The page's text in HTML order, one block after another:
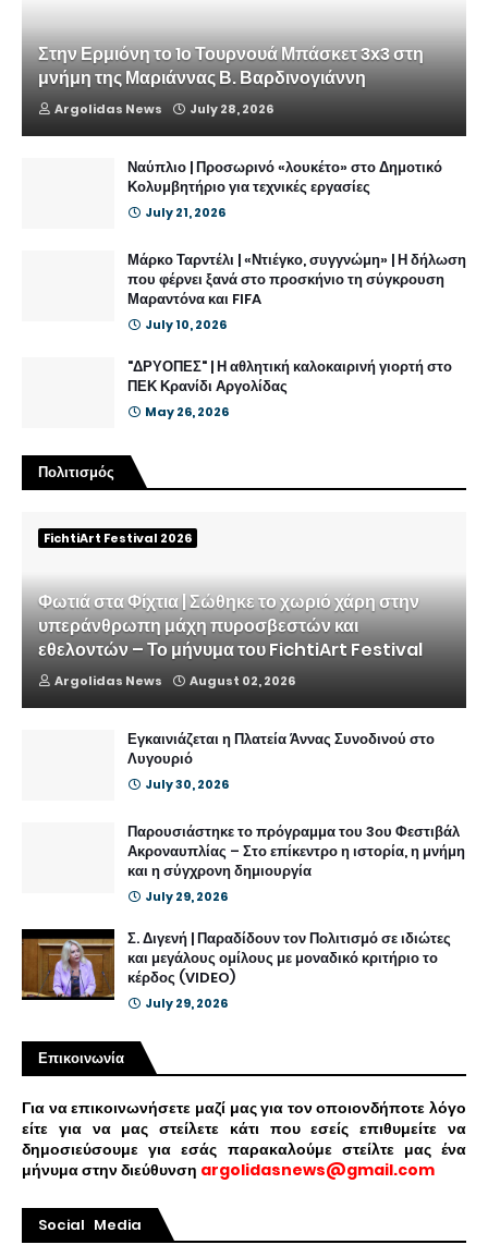
Στην Ερμιόνη το 1ο Τουρνουά Μπάσκετ 3x3 στη
μνήμη της Μαριάννας Β. Βαρδινογιάννη
Argolidas News July 28, 2026
Ναύπλιο | Προσωρινό «λουκέτο» στο Δημοτικό
Κολυμβητήριο για τεχνικές εργασίες
July 21, 2026
Μάρκο Ταρντέλι | «Ντιέγκο, συγγνώμη» | Η δήλωση
που φέρνει ξανά στο προσκήνιο τη σύγκρουση
Μαραντόνα και FIFA
July 10, 2026
"ΔΡΥΟΠΕΣ" | Η αθλητική καλοκαιρινή γιορτή στο
ΠΕΚ Κρανίδι Αργολίδας
May 26, 2026
Πολιτισμός
FichtiArt Festival 2026
Φωτιά στα Φίχτια | Σώθηκε το χωριό χάρη στην
υπεράνθρωπη μάχη πυροσβεστών και
εθελοντών – Το μήνυμα του FichtiArt Festival
Argolidas News August 02, 2026
Εγκαινιάζεται η Πλατεία Άννας Συνοδινού στο
Λυγουριό
July 30, 2026
Παρουσιάστηκε το πρόγραμμα του 3ου Φεστιβάλ
Ακροναυπλίας – Στο επίκεντρο η ιστορία, η μνήμη
και η σύγχρονη δημιουργία
July 29, 2026
Σ. Διγενή | Παραδίδουν τον Πολιτισμό σε ιδιώτες
και μεγάλους ομίλους με μοναδικό κριτήριο το
κέρδος (VIDEO)
July 29, 2026
Επικοινωνία
Για να επικοινωνήσετε μαζί μας για τον οποιονδήποτε λόγο
είτε για να μας στείλετε κάτι που εσείς επιθυμείτε να
δημοσιεύσουμε για εσάς παρακαλούμε στείλτε μας ένα
μήνυμα στην διεύθυνση argolidasnews@gmail.com
Social Media